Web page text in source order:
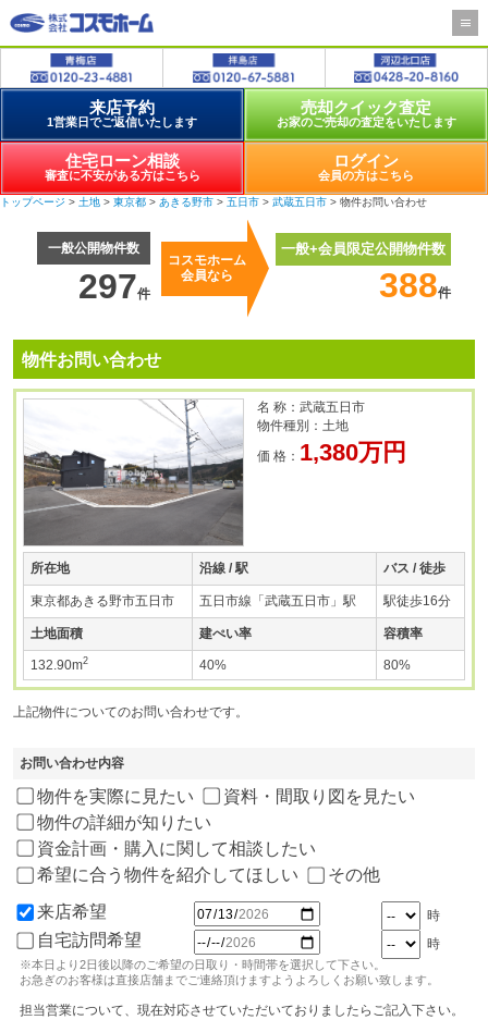
来店予約
1営業日でご返信いたします
売却クイック査定
お家のご売却の査定をいたします
住宅ローン相談
審査に不安がある方はこちら
ログイン
会員の方はこちら
トップページ > 土地 > 東京都 > あきる野市 > 五日市 > 武蔵五日市 > 物件お問い合わせ
一般公開物件数
297件
コスモホーム
会員なら
一般+会員限定公開物件数
388件
物件お問い合わせ
名 称：武蔵五日市
物件種別：土地
価 格： 1,380万円
所在地 沿線 / 駅 バス / 徒歩
東京都あきる野市五日市 五日市線「武蔵五日市」駅 駅徒歩16分
土地面積 建ぺい率 容積率
132.90m2 40% 80%
上記物件についてのお問い合わせです。
お問い合わせ内容
物件を実際に見たい
資料・間取り図を見たい
物件の詳細が知りたい
資金計画・購入に関して相談したい
希望に合う物件を紹介してほしい
その他
来店希望 時
自宅訪問希望 時
※本日より2日後以降のご希望の日取り・時間帯を選択して下さい。
お急ぎのお客様は直接店舗までご連絡頂けますようよろしくお願い致します。
担当営業について、現在対応させていただいておりましたらご記入下さい。